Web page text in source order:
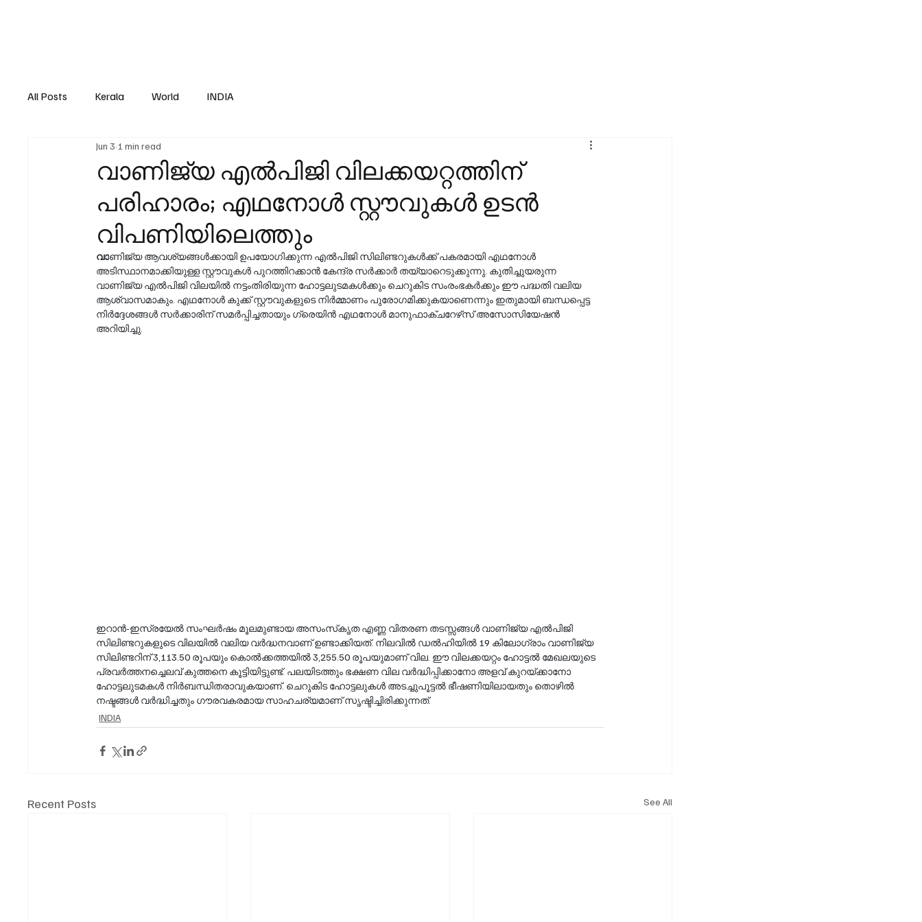
All Posts Kerala World INDIA
വാണിജ്യ എൽപിജി വിലക്കയറ്റത്തിന്
പരിഹാരം; എഥനോൾ സ്റ്റൗവുകൾ ഉടൻ
വിപണിയിലെത്തും
Jun 3 1 min read
വാണിജ്യ ആവശ്യങ്ങൾക്കായി ഉപയോഗിക്കുന്ന എൽപിജി സിലിണ്ടറുകൾക്ക് പകരമായി എഥനോൾ
അടിസ്ഥാനമാക്കിയുള്ള സ്റ്റൗവുകൾ പുറത്തിറക്കാൻ കേന്ദ്ര സർക്കാർ തയ്യാറെടുക്കുന്നു. കുതിച്ചുയരുന്ന
വാണിജ്യ എൽപിജി വിലയിൽ നട്ടംതിരിയുന്ന ഹോട്ടലുടമകൾക്കും ചെറുകിട സംരംഭകർക്കും ഈ പദ്ധതി വലിയ
ആശ്വാസമാകും. എഥനോൾ കുക്ക് സ്റ്റൗവുകളുടെ നിർമ്മാണം പുരോഗമിക്കുകയാണെന്നും ഇതുമായി ബന്ധപ്പെട്ട
നിർദ്ദേശങ്ങൾ സർക്കാരിന് സമർപ്പിച്ചതായും ഗ്രെയിൻ എഥനോൾ മാനുഫാക്ചറേഴ്‌സ് അസോസിയേഷൻ
അറിയിച്ചു.
ഇറാൻ-ഇസ്രയേൽ സംഘർഷം മൂലമുണ്ടായ അസംസ്‌കൃത എണ്ണ വിതരണ തടസ്സങ്ങൾ വാണിജ്യ എൽപിജി
സിലിണ്ടറുകളുടെ വിലയിൽ വലിയ വർദ്ധനവാണ് ഉണ്ടാക്കിയത്. നിലവിൽ ഡൽഹിയിൽ 19 കിലോഗ്രാം വാണിജ്യ
സിലിണ്ടറിന് 3,113.50 രൂപയും കൊൽക്കത്തയിൽ 3,255.50 രൂപയുമാണ് വില. ഈ വിലക്കയറ്റം ഹോട്ടൽ മേഖലയുടെ
പ്രവർത്തനച്ചെലവ് കുത്തനെ കൂട്ടിയിട്ടുണ്ട്. പലയിടത്തും ഭക്ഷണ വില വർദ്ധിപ്പിക്കാനോ അളവ് കുറയ്ക്കാനോ
ഹോട്ടലുടമകൾ നിർബന്ധിതരാവുകയാണ്. ചെറുകിട ഹോട്ടലുകൾ അടച്ചുപൂട്ടൽ ഭീഷണിയിലായതും തൊഴിൽ
നഷ്ടങ്ങൾ വർദ്ധിച്ചതും ഗൗരവകരമായ സാഹചര്യമാണ് സൃഷ്ടിച്ചിരിക്കുന്നത്.
INDIA
Recent Posts See All